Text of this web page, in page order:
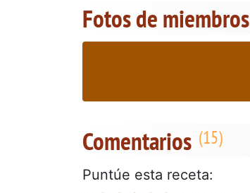
Fotos de miembros
Comentarios
Puntúe esta receta: